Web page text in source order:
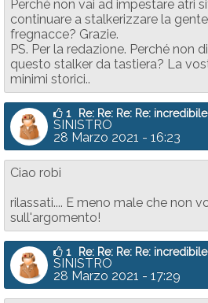
Perché non vai ad impestare atri
continuare a stalkerizzare la
fregnacce? Grazie.
PS. Per la redazione. Perché non
questo stalker da tastiera? La
minimi storici..
1 Re: Re: Re: Re: incredibile
SINISTRO
28 Marzo 2021 - 16:23
Ciao robi
rilassati.... E meno male che non
sull'argomento!
1 Re: Re: Re: Re: incredibile
SINISTRO
28 Marzo 2021 - 17:29